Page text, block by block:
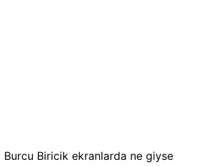
Burcu Biricik ekranlarda ne giyse